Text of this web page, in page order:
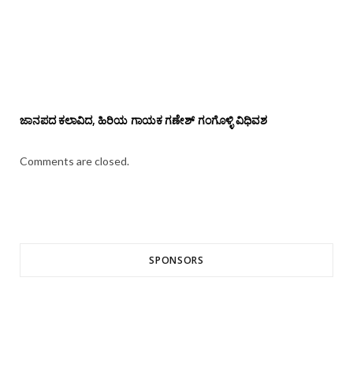
ಜಾನಪದ ಕಲಾವಿದ, ಹಿರಿಯ ಗಾಯಕ ಗಣೇಶ್ ಗಂಗೊಳ್ಳಿ ವಿಧಿವಶ
Comments are closed.
SPONSORS